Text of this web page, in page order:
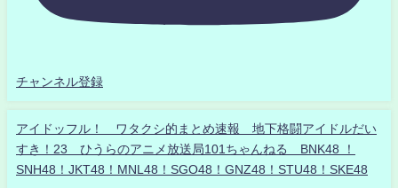
チャンネル登録
アイドッフル！ ワタクシ的まとめ速報 地下格闘アイドルだい
すき！23 ひうらのアニメ放送局101ちゃんねる BNK48 ！
SNH48！JKT48！MNL48！SGO48！GNZ48！STU48！SKE48